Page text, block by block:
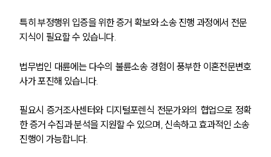
특히 부정행위 입증을 위한 증거 확보와 소송 진행 과정에서 전문
지식이 필요할 수 있습니다.
법무법인 대륜에는 다수의 불륜소송 경험이 풍부한 이혼전문변호
사가 포진해 있습니다.
필요시 증거조사센터와 디지털포렌식 전문가와의 협업으로 정확
한 증거 수집과 분석을 지원할 수 있으며, 신속하고 효과적인 소송
진행이 가능합니다.